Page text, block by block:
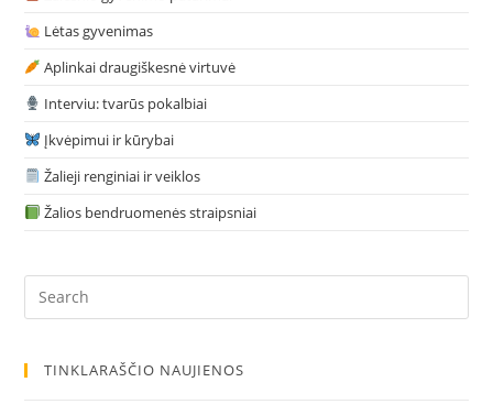
Lėtas gyvenimas
Aplinkai draugiškesnė virtuvė
Interviu: tvarūs pokalbiai
Įkvėpimui ir kūrybai
Žalieji renginiai ir veiklos
Žalios bendruomenės straipsniai
TINKLARAŠČIO NAUJIENOS